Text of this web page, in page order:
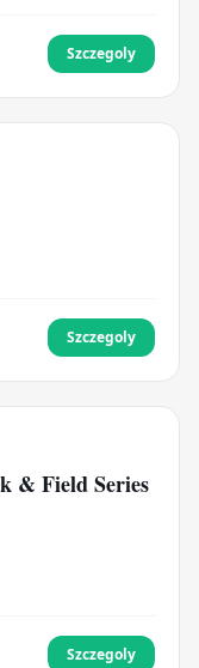
Szczegoly
Szczegoly
& Field Series
Szczegoly